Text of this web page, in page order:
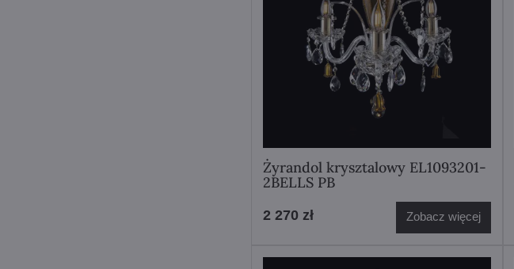
Żyrandol krysztalowy EL1093201-
2BELLS PB
2 270 zł Zobacz więcej